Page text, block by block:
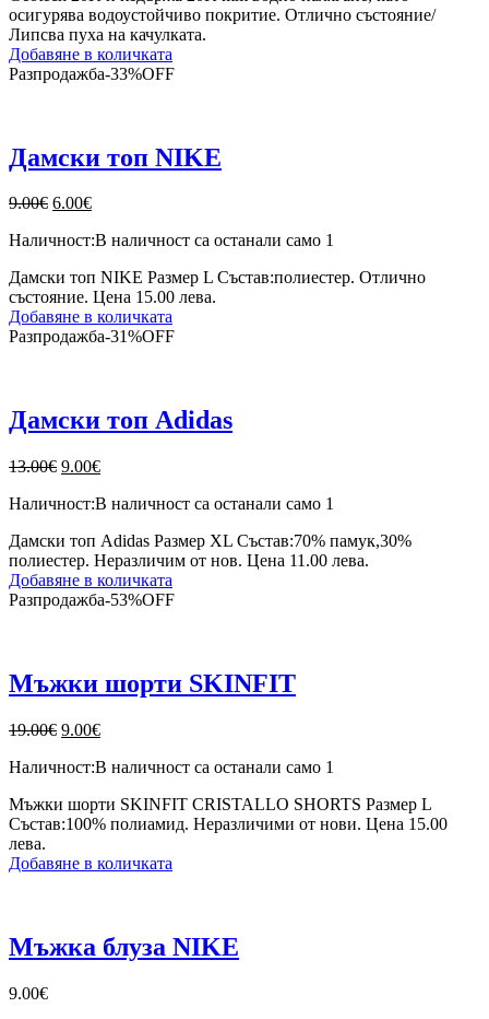
осигурява водоустойчиво покритие. Отлично състояние/
Липсва пуха на качулката.
Добавяне в количката
Разпродажба-33%OFF
Дамски топ NIKE
9.00€ Original
was:
6.00€Текущата
е:
Наличност:В наличност са останали само 1
Дамски топ NIKE Размер L Състав:полиестер. Отлично
състояние. Цена 15.00 лева.
Добавяне в количката
Разпродажба-31%OFF
Дамски топ Adidas
13.00€ Original
was:
9.00€Текущата
е:
Наличност:В наличност са останали само 1
Дамски топ Adidas Размер XL Състав:70% памук,30%
полиестер. Неразличим от нов. Цена 11.00 лева.
Добавяне в количката
Разпродажба-53%OFF
Мъжки шорти SKINFIT
19.00€ Original
was:
9.00€Текущата
е:
Наличност:В наличност са останали само 1
Мъжки шорти SKINFIT CRISTALLO SHORTS Размер L
Състав:100% полиамид. Неразличими от нови. Цена 15.00
лева.
Добавяне в количката
Мъжка блуза NIKE
9.00€